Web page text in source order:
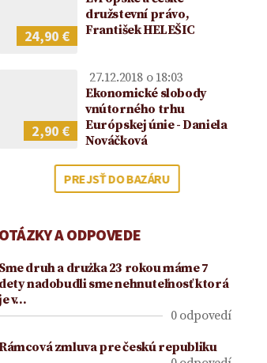
24,90 €
družstevní právo,
František HELEŠIC
2,90 €
27.12.2018 o 18:03
Ekonomické slobody
vnútorného trhu
Európskej únie - Daniela
Nováčková
PREJSŤ DO BAZÁRU
OTÁZKY A ODPOVEDE
Sme druh a drużka 23 rokou máme 7
dety nadobudli sme nehnuteľnosť ktorá
v…
0 odpovedí
zmluva pre českú republiku